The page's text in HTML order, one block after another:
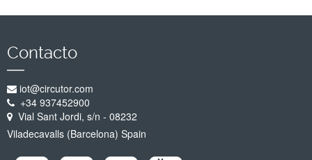
OpenVPN.jpg
Contacto
iot@circutor.com
+34 937452900
Vial Sant Jordi, s/n - 08232
Viladecavalls (Barcelona) Spain